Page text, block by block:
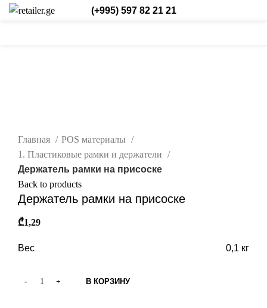
(+995) 597 82 21 21
Главная
POS материалы
1. Пластиковые рамки и держатели
Держатель рамки на присоске
Back to products
Держатель рамки на присоске
₾1,29
Вес 0,1 кг
В КОРЗИНУ